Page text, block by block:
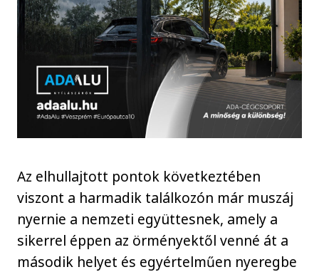
Az elhullajtott pontok következtében
viszont a harmadik találkozón már muszáj
nyernie a nemzeti együttesnek, amely a
sikerrel éppen az örményektől venné át a
második helyet és egyértelműen nyeregbe